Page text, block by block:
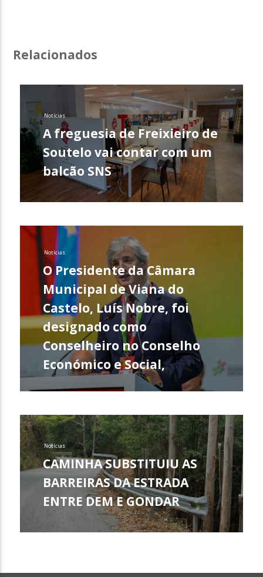
Relacionados
Notícias
A freguesia de Freixieiro de
Soutelo vai contar com um
balcão SNS
Notícias
O Presidente da Câmara
Municipal de Viana do
Castelo, Luís Nobre, foi
designado como
Conselheiro no Conselho
Económico e Social,
Notícias
CAMINHA SUBSTITUIU AS
BARREIRAS DA ESTRADA
ENTRE DEM E GONDAR